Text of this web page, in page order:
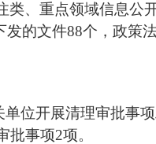
、重点领域信息公
的文件88个，政策
位开展清理审批事
事项2项。